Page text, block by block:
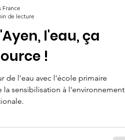
l'eau, ça
!
de l'eau avec l'école primaire
la sensibilisation à l'environnement
France
de lecture